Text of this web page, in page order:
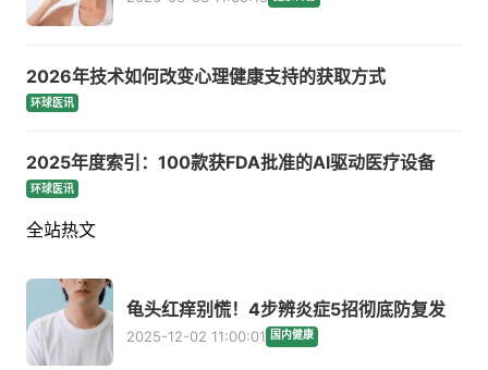
2026年技术如何改变心理健康支持的获取方式
环球医讯
2025年度索引：100款获FDA批准的AI驱动医疗设备
环球医讯
全站热文
龟头红痒别慌！4步辨炎症5招彻底防复发
2025-12-02 11:00:01 国内健康